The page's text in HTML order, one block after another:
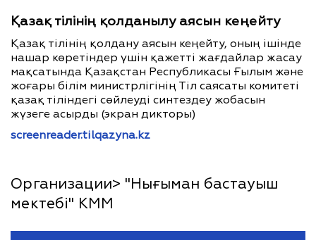
Қазақ тілінің қолданылу аясын кеңейту
Қазақ тілінің қолдану аясын кеңейту, оның ішінде
нашар көретіндер үшін қажетті жағдайлар жасау
мақсатында Қазақстан Республикасы Ғылым және
жоғары білім министрлігінің Тіл саясаты комитеті
қазақ тіліндегі сөйлеуді синтездеу жобасын
жүзеге асырды (экран дикторы)
screenreader.tilqazyna.kz
Организации> "Нығыман бастауыш
мектебі" КММ